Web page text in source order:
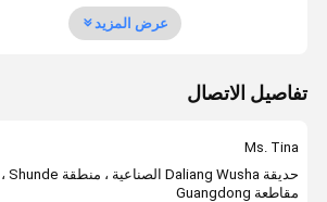
عرض المزيد
تفاصيل الاتصال
Ms. Tina
مقاطعة Guangdong